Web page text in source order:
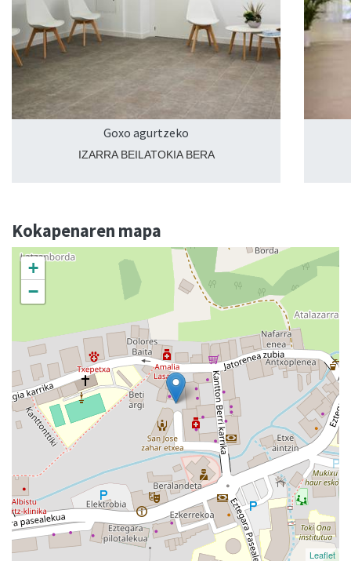
Goxo agurtzeko
IZARRA BEILATOKIA BERA
Kokapenaren mapa
+
−
Leaflet